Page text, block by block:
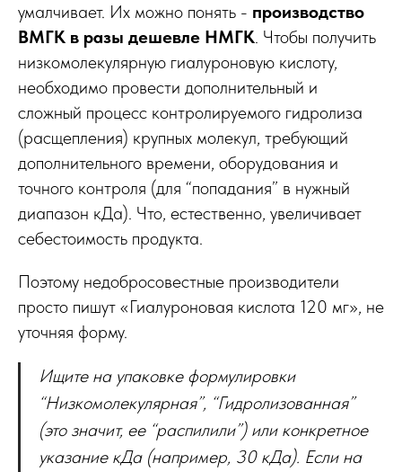
умалчивает. Их можно понять - производство
ВМГК в разы дешевле НМГК. Чтобы получить
низкомолекулярную гиалуроновую кислоту,
необходимо провести дополнительный и
сложный процесс контролируемого гидролиза
(расщепления) крупных молекул, требующий
дополнительного времени, оборудования и
точного контроля (для “попадания” в нужный
диапазон кДа). Что, естественно, увеличивает
себестоимость продукта.
Поэтому недобросовестные производители
просто пишут «Гиалуроновая кислота 120 мг», не
уточняя форму.
Ищите на упаковке формулировки
“Низкомолекулярная”, “Гидролизованная”
(это значит, ее “распилили”) или конкретное
указание кДа (например, 30 кДа). Если на